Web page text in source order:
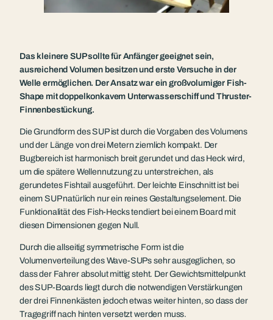
Das kleinere SUP sollte für Anfänger geeignet sein,
ausreichend Volumen besitzen und erste Versuche in der
Welle ermöglichen. Der Ansatz war ein großvolumiger Fish-
Shape mit doppelkonkavem Unterwasserschiff und Thruster-
Finnenbestückung.
Die Grundform des SUP ist durch die Vorgaben des Volumens
und der Länge von drei Metern ziemlich kompakt. Der
Bugbereich ist harmonisch breit gerundet und das Heck wird,
um die spätere Wellennutzung zu unterstreichen, als
gerundetes Fishtail ausgeführt. Der leichte Einschnitt ist bei
einem SUP natürlich nur ein reines Gestaltungselement. Die
Funktionalität des Fish-Hecks tendiert bei einem Board mit
diesen Dimensionen gegen Null.
Durch die allseitig symmetrische Form ist die
Volumenverteilung des Wave-SUPs sehr ausgeglichen, so
dass der Fahrer absolut mittig steht. Der Gewichtsmittelpunkt
des SUP-Boards liegt durch die notwendigen Verstärkungen
der drei Finnenkästen jedoch etwas weiter hinten, so dass der
Tragegriff nach hinten versetzt werden muss.